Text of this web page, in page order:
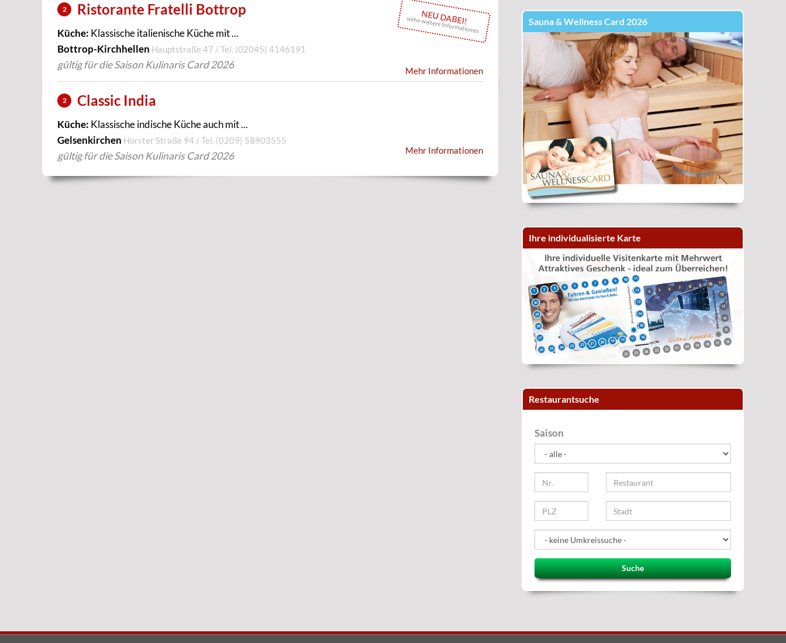
NEU DABEI!
siehe weitere Informationen
2 Ristorante Fratelli Bottrop
Küche: Klassische italienische Küche mit ...
Bottrop-Kirchhellen Hauptstraße 47 / Tel. (02045) 4146191
gültig für die Saison Kulinaris Card 2026
Mehr Informationen
2 Classic India
Küche: Klassische indische Küche auch mit ...
Gelsenkirchen Horster Straße 94 / Tel. (0209) 58903555
gültig für die Saison Kulinaris Card 2026 Mehr Informationen
Sauna & Wellness Card 2026
Ihre individualisierte Karte
Restaurantsuche
Saison
Suche